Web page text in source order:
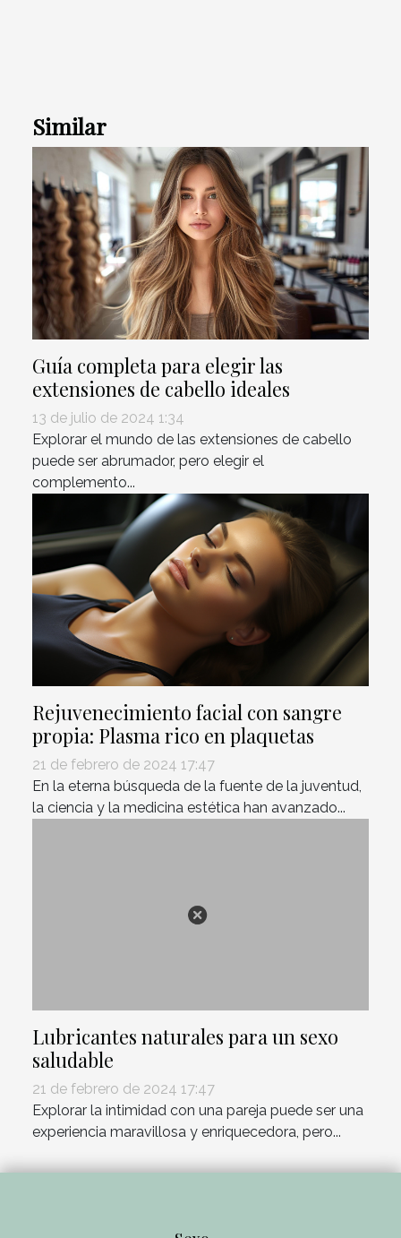
Similar
Guía completa para elegir las
extensiones de cabello ideales
13 de julio de 2024 1:34
Explorar el mundo de las extensiones de cabello
puede ser abrumador, pero elegir el
complemento...
Rejuvenecimiento facial con sangre
propia: Plasma rico en plaquetas
21 de febrero de 2024 17:47
En la eterna búsqueda de la fuente de la juventud,
la ciencia y la medicina estética han avanzado...
Lubricantes naturales para un sexo
saludable
21 de febrero de 2024 17:47
Explorar la intimidad con una pareja puede ser una
experiencia maravillosa y enriquecedora, pero...